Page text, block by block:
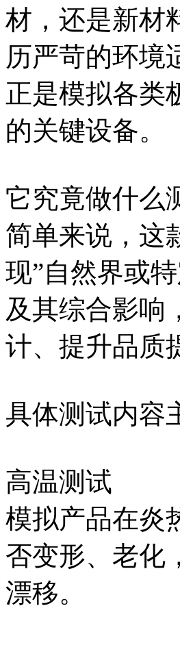
材，还是新材
历严苛的环境
正是模拟各类
的关键设备。
它究竟做什么
简单来说，这
现”自然界或
及其综合影响
计、提升品质
具体测试内容
高温测试
模拟产品在炎
否变形、老化
漂移。